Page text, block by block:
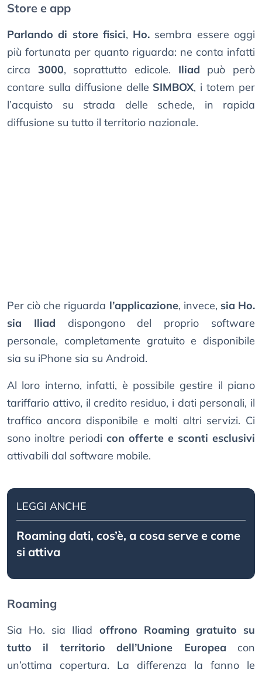
Store e app
Parlando di store fisici, Ho. sembra essere oggi
più fortunata per quanto riguarda: ne conta infatti
circa 3000, soprattutto edicole. Iliad può però
contare sulla diffusione delle SIMBOX, i totem per
l’acquisto su strada delle schede, in rapida
diffusione su tutto il territorio nazionale.
Per ciò che riguarda l’applicazione, invece, sia Ho.
sia Iliad dispongono del proprio software
personale, completamente gratuito e disponibile
sia su iPhone sia su Android.
Al loro interno, infatti, è possibile gestire il piano
tariffario attivo, il credito residuo, i dati personali, il
traffico ancora disponibile e molti altri servizi. Ci
sono inoltre periodi con offerte e sconti esclusivi
attivabili dal software mobile.
LEGGI ANCHE
Roaming dati, cos’è, a cosa serve e come
si attiva
Roaming
Sia Ho. sia Iliad offrono Roaming gratuito su
tutto il territorio dell’Unione Europea con
un’ottima copertura. La differenza la fanno le